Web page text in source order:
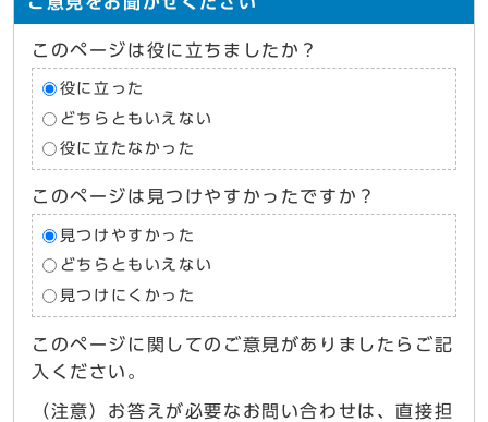
このページは役に立ちましたか？
役に立った
どちらともいえない
役に立たなかった
このページは見つけやすかったですか？
見つけやすかった
どちらともいえない
見つけにくかった
このページに関してのご意見がありましたらご記
入ください。
（注意）お答えが必要なお問い合わせは、直接担